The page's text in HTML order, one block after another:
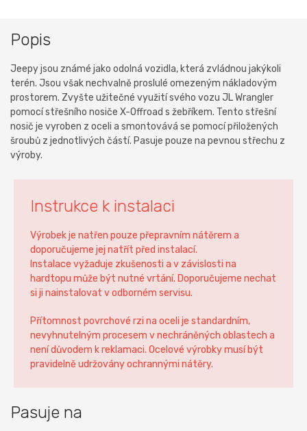
Popis
Jeepy jsou známé jako odolná vozidla, která zvládnou jakýkoli
terén. Jsou však nechvalně proslulé omezeným nákladovým
prostorem. Zvyšte užitečné využití svého vozu JL Wrangler
pomocí střešního nosiče X-Offroad s žebříkem. Tento střešní
nosič je vyroben z oceli a smontovává se pomocí přiložených
šroubů z jednotlivých částí. Pasuje pouze na pevnou střechu z
výroby.
Instrukce k instalaci
Výrobek je natřen pouze přepravním nátěrem a
doporučujeme jej natřít před instalací.
Instalace vyžaduje zkušenosti a v závislosti na
hardtopu může být nutné vrtání. Doporučujeme nechat
si ji nainstalovat v odborném servisu.
Přítomnost povrchové rzi na oceli je standardním,
nevyhnutelným procesem v nechráněných oblastech a
není důvodem k reklamaci. Ocelové výrobky musí být
pravidelně udržovány ochrannými nátěry.
Pasuje na